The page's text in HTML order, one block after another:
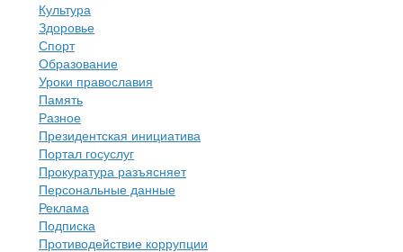
Культура
Здоровье
Спорт
Образование
Уроки православия
Память
Разное
Президентская инициатива
Портал госуслуг
Прокуратура разъясняет
Персональные данные
Реклама
Подписка
Противодействие коррупции